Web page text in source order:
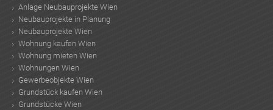
Anlage Neubauprojekte Wien
Neubauprojekte in Planung
Neubauprojekte Wien
Wohnung kaufen Wien
Wohnung mieten Wien
Wohnungen Wien
Gewerbeobjekte Wien
Grundstück kaufen Wien
Grundstücke Wien